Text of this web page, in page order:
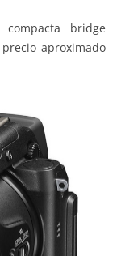
bridge
aproximado